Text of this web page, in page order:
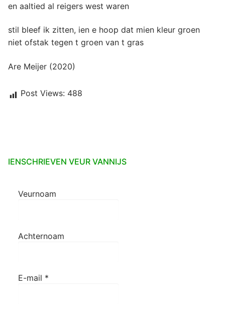
en aaltied al reigers west waren
stil bleef ik zitten, ien e hoop dat mien kleur groen
niet ofstak tegen t groen van t gras
Are Meijer (2020)
Post Views: 488
IENSCHRIEVEN VEUR VANNIJS
Veurnoam
Achternoam
E-mail *